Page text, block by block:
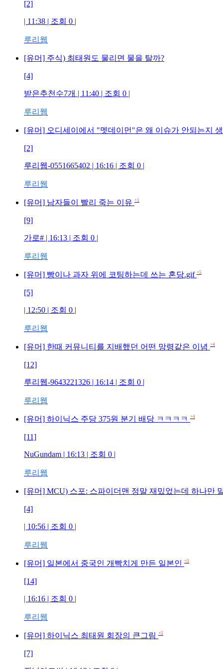
[2]
| 11:38 | 조회 0 |
루리웹
[유머] 주식) 최태원도 물리면 물을 탈까?
[4]
받은추천수7개 | 11:40 | 조회 0 |
루리웹
[유머] 오디세이에서 "멧데이먼"은 왜 이슈가 안되는지
[2]
루리웹-0551665402 | 16:16 | 조회 0 |
루리웹
[유머] 남자들이 빨리 죽는 이유 +1
[9]
가로# | 16:13 | 조회 0 |
루리웹
[유머] 빵이나 과자 위에 코팅하는데 쓰는 혼당.gif +5
[5]
| 12:50 | 조회 0 |
루리웹
[유머] 한때 커뮤니티를 지배했던 어떤 망령같은 이념 +4
[12]
루리웹-9643221326 | 16:14 | 조회 0 |
루리웹
[유머] 하이닉스 주당 375원 분기 배당 ㅋㅋㅋㅋ +4
[11]
NuGundam | 16:13 | 조회 0 |
루리웹
[유머] MCU) 스포: 스파이더맨 정말 재밌었는데 하나만
[4]
| 10:56 | 조회 0 |
루리웹
[유머] 일본에서 중국인 개빡치게 만든 일본인 +3
[14]
| 16:16 | 조회 0 |
루리웹
[유머] 하이닉스 최태원 회장의 큰그림 +5
[7]